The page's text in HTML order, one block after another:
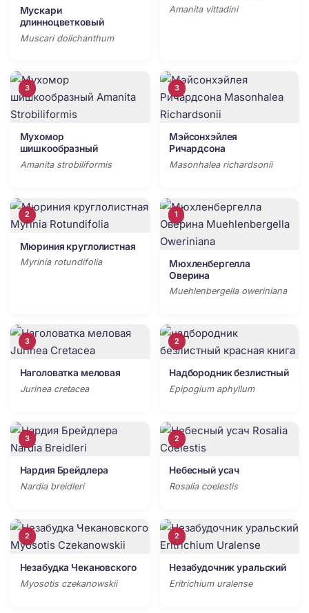
Мускари
длинноцветковый
Muscari dolichanthum
Amanita vittadini
3
Мухомор
шишкообразный
Amanita strobiliformis
3
Мэйсонхэйлея
Ричардсона
Masonhalea richardsonii
2
Мюриния круглолистная
Myrinia rotundifolia
1
Мюхленбергелла
Оверина
Muehlenbergella oweriniana
3
Наголоватка меловая
Jurinea cretacea
2
Надбородник безлистный
Epipogium aphyllum
3
Нардия Брейдлера
Nardia breidleri
2
Небесный усач
Rosalia coelestis
2
Незабудка Чекановского
Myosotis czekanowskii
2
Незабудочник уральский
Eritrichium uralense